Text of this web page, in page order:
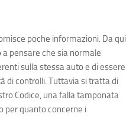
poche informazioni. Da qui
pensare che sia normale
sulla stessa auto e di essere
di controlli. Tuttavia si tratta di
Codice, una falla tamponata
per quanto concerne i